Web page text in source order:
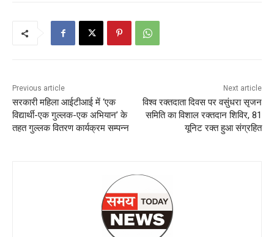
Previous article
सरकारी महिला आईटीआई में ‘एक
विद्यार्थी-एक गुल्लक-एक अभियान’ के
तहत गुल्लक वितरण कार्यक्रम सम्पन्न
Next article
विश्व रक्तदाता दिवस पर वसुंधरा सृजन
समिति का विशाल रक्तदान शिविर, 81
यूनिट रक्त हुआ संग्रहित